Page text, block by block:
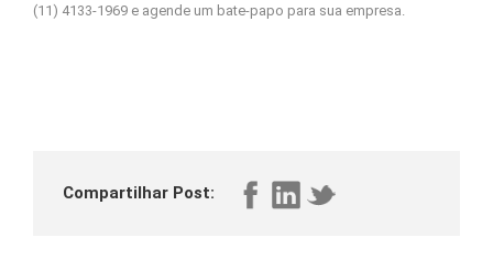
(11) 4133-1969 e agende um bate-papo para sua empresa.
Compartilhar Post: